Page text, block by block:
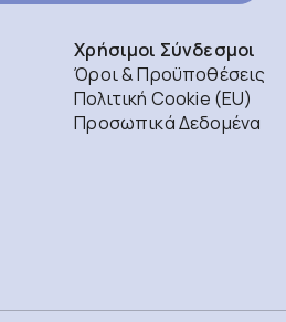
Χρήσιμοι Σύνδεσμοι
Όροι & Προϋποθέσεις
Πολιτική Cookie (EU)
Προσωπικά Δεδομένα